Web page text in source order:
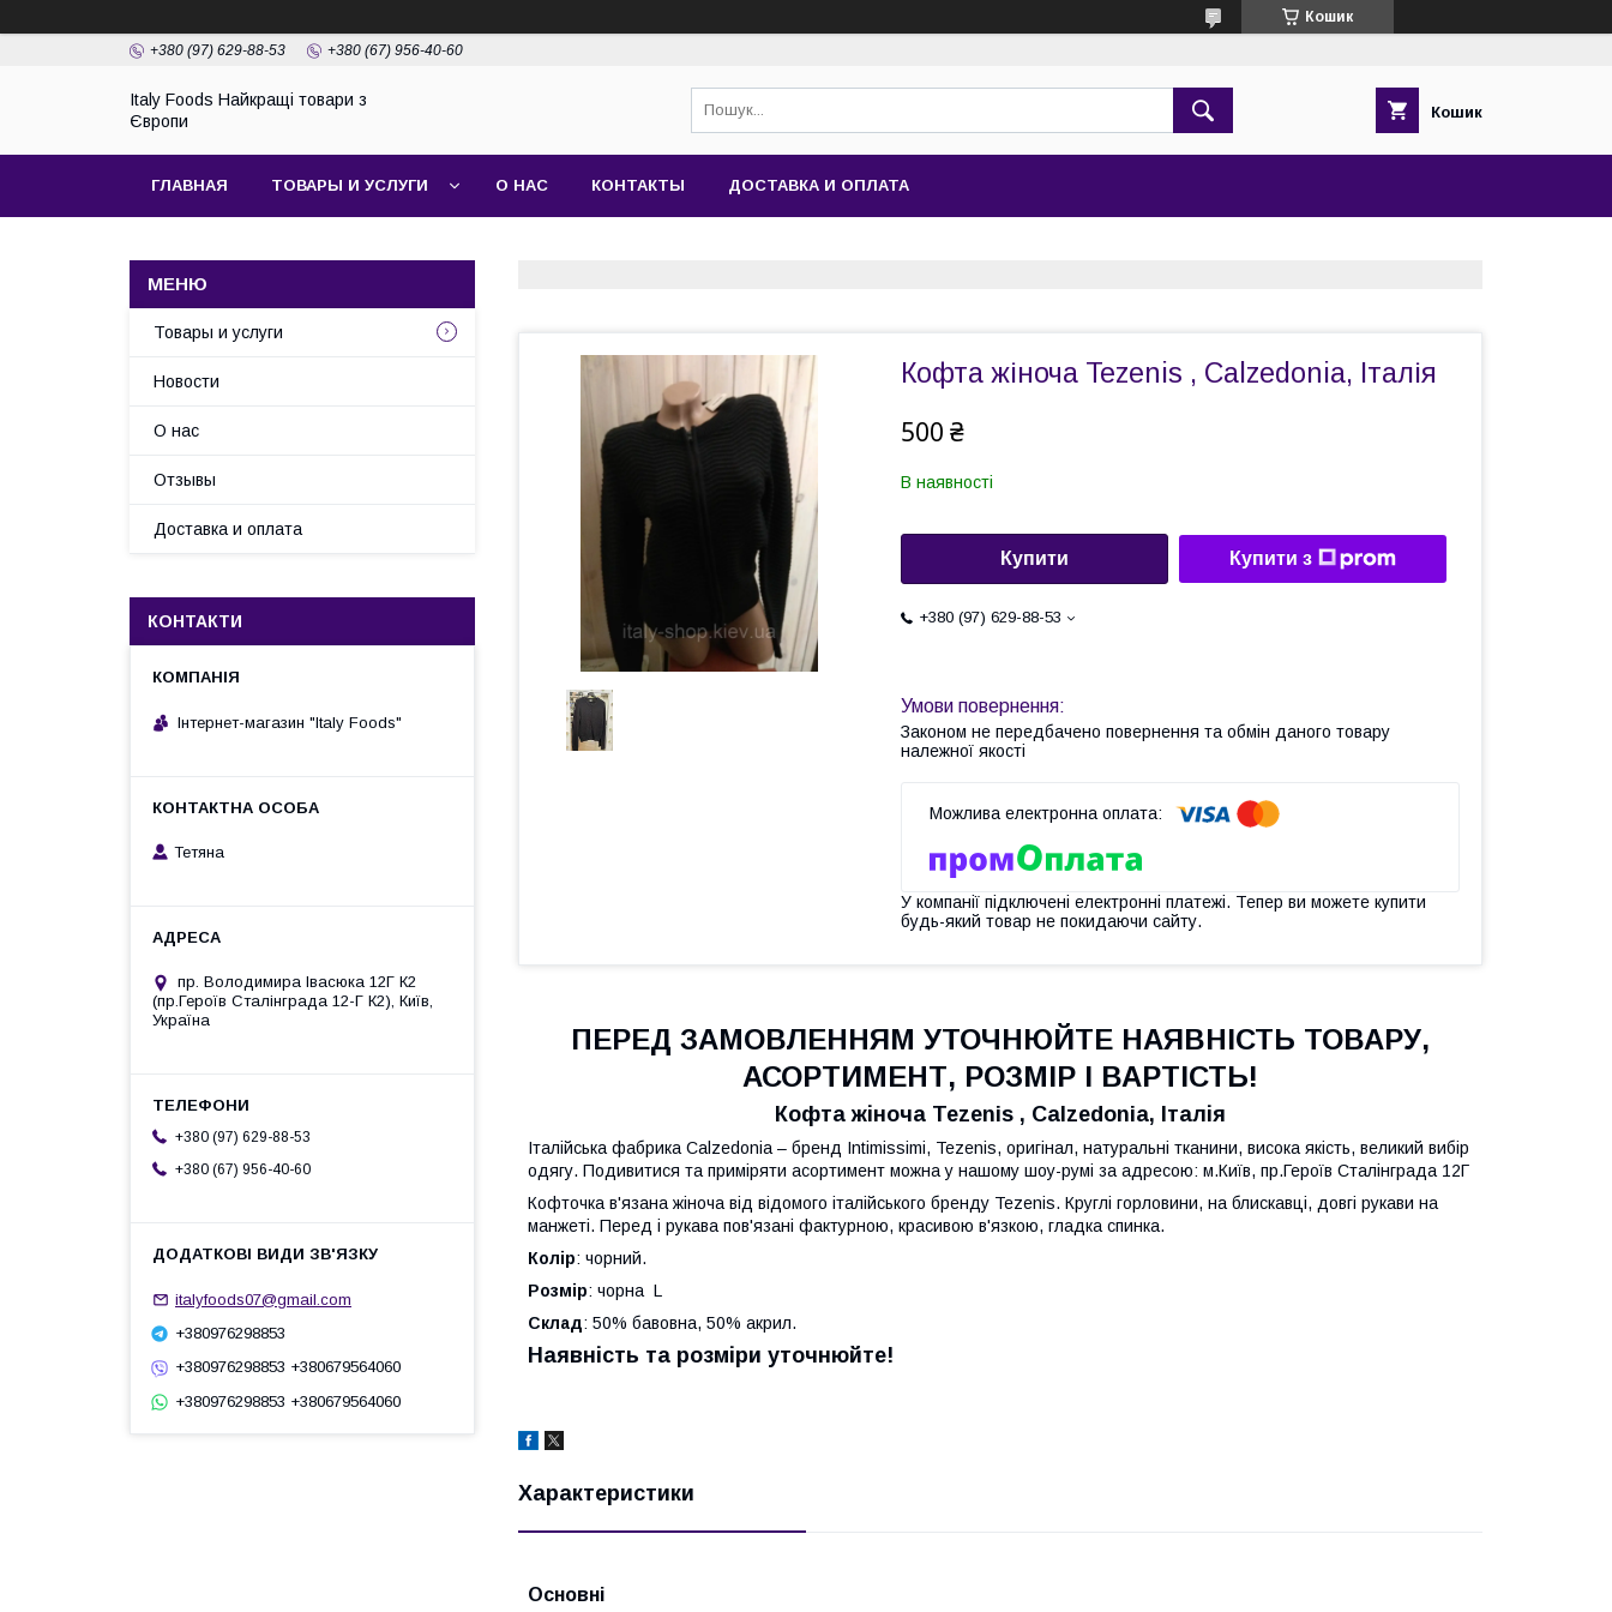
Кошик
+380 (97) 629-88-53 +380 (67) 956-40-60
Italy Foods Найкращі товари з
Європи
Кошик
ГЛАВНАЯ ТОВАРЫ И УСЛУГИ О НАС КОНТАКТЫ ДОСТАВКА И ОПЛАТА
Кофта жіноча Tezenis , Calzedonia, Італія
500 ₴
В наявності
Купити Купити з
+380 (97) 629-88-53
Законом не передбачено повернення та обмін даного товару
належної якості
У компанії підключені електронні платежі. Тепер ви можете купити
будь-який товар не покидаючи сайту.
ПЕРЕД ЗАМОВЛЕННЯМ УТОЧНЮЙТЕ НАЯВНІСТЬ ТОВАРУ,
АСОРТИМЕНТ, РОЗМІР І ВАРТІСТЬ!
Кофта жіноча Tezenis , Calzedonia, Італія
Італійська фабрика Сalzedonia – бренд Intimissimi, Tezenis, оригінал, натуральні тканини, висока якість, великий вибір
одягу. Подивитися та приміряти асортимент можна у нашому шоу-румі за адресою: м.Київ, пр.Героїв Сталінграда 12Г
Кофточка в'язана жіноча від відомого італійського бренду Tezenis. Круглі горловини, на блискавці, довгі рукави на
манжеті. Перед і рукава пов'язані фактурною, красивою в'язкою, гладка спинка.
Колір: чорний.
Розмір: чорна L
Склад: 50% бавовна, 50% акрил.
Наявність та розміри уточнюйте!
Характеристики
Основні
Товары и услуги
Новости
О нас
Отзывы
Доставка и оплата
КОНТАКТИ
Інтернет-магазин "Italy Foods"
Тетяна
пр. Володимира Івасюка 12Г К2
(пр.Героїв Сталінграда 12-Г К2), Київ,
Україна
+380 (97) 629-88-53
+380 (67) 956-40-60
italyfoods07@gmail.com
+380976298853
+380976298853 +380679564060
+380976298853 +380679564060